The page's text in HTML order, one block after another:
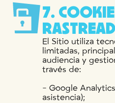
7. COOKIE
RASTREAD
El Sitio utiliza
limitadas,
audiencia y
través de:
- Google
asistencia);